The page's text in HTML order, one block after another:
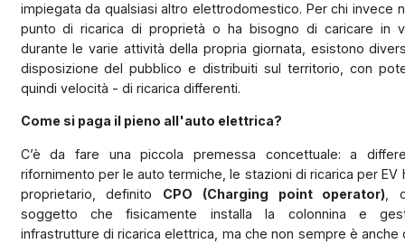
impiegata da qualsiasi altro elettrodomestico. Per chi invece
punto di ricarica di proprietà o ha bisogno di caricare in
durante le varie attività della propria giornata, esistono
disposizione del pubblico e distribuiti sul territorio, con
quindi velocità - di ricarica differenti.
Come si paga il pieno all'auto elettrica?
C’è da fare una piccola premessa concettuale: a
rifornimento per le auto termiche, le stazioni di ricarica per EV
proprietario, definito CPO (Charging point operator) ,
soggetto che fisicamente installa la colonnina e
infrastrutture di ricarica elettrica, ma che non sempre è anche